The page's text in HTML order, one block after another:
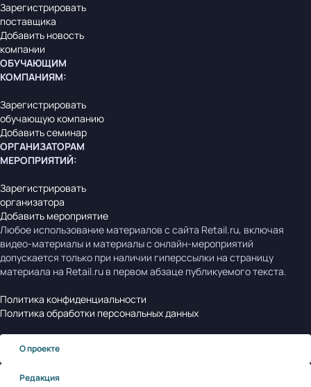
Зарегистрировать
поставщика
Добавить новость
компании
ОБУЧАЮЩИМ
КОМПАНИЯМ:
Зарегистрировать
обучающую компанию
Добавить семинар
ОРГАНИЗАТОРАМ
МЕРОПРИЯТИЙ:
Зарегистрировать
организатора
Добавить мероприятие
Любое использование материалов с сайта Retail.ru, включая
видео-материалы и материалы с онлайн-мероприятий
допускается только при наличии гиперссылки на страницу
материала на Retail.ru в первом абзаце публикуемого текста.
Политика конфиденциальности
Политика обработки персональных данных
О проекте
Редакция